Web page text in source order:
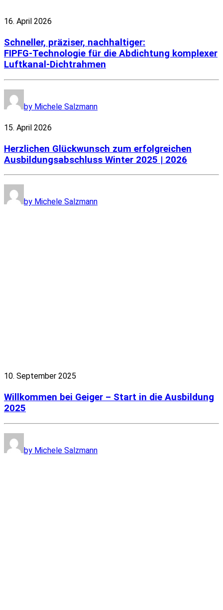
16. April 2026
Schneller, präziser, nachhaltiger:
FIPFG‑Technologie für die Abdichtung komplexer
Luftkanal‑Dichtrahmen
by Michele Salzmann
15. April 2026
Herzlichen Glückwunsch zum erfolgreichen
Ausbildungsabschluss Winter 2025 | 2026
by Michele Salzmann
10. September 2025
Willkommen bei Geiger – Start in die Ausbildung
2025
by Michele Salzmann